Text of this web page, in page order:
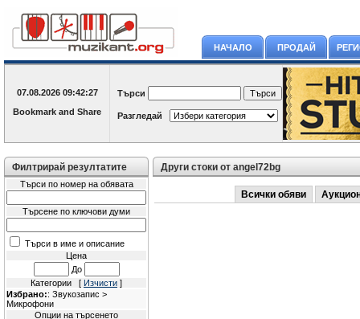
НАЧАЛО ПРОДАЙ
07.08.2026 09:42:27 Търси
Разгледай
Филтрирай резултатите
Търси по номер на обявата
Търсене по ключови думи
Търси в име и описание
Цена
До
Категории [ Изчисти ]
Избрано:: Звукозапис >
Микрофони
Опции на търсенето
Други стоки от angel72bg
Всички обяви